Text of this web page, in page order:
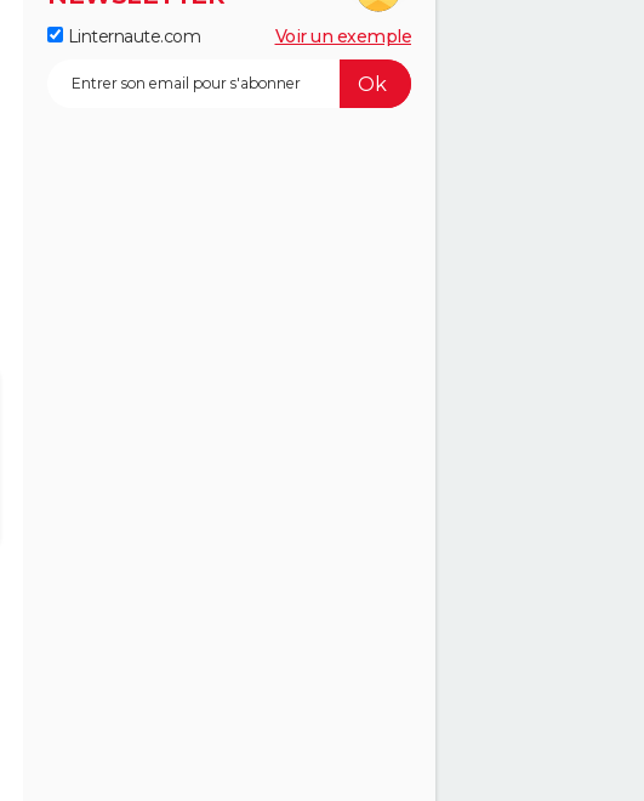
Linternaute.com Voir un exemple